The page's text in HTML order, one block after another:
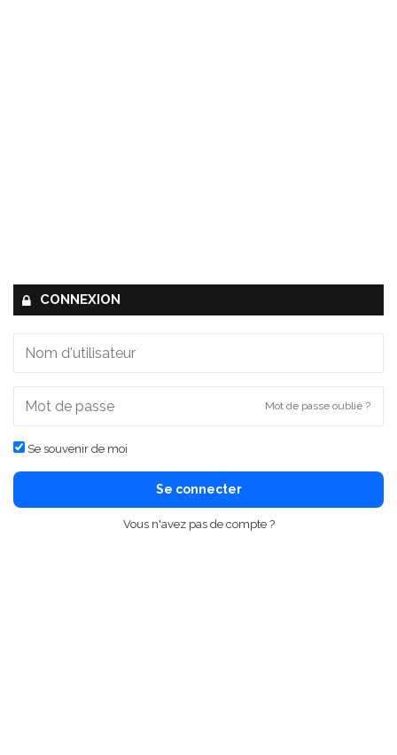
CONNEXION
Mot de passe oublié ?
Se souvenir de moi
Se connecter
Vous n'avez pas de compte ?